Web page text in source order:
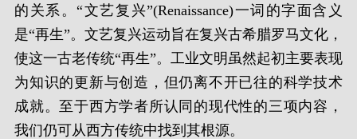
的关系。“文艺复兴”(Renaissance)一词的字面含义
是“再生”。文艺复兴运动旨在复兴古希腊罗马文化，
使这一古老传统“再生”。工业文明虽然起初主要表现
为知识的更新与创造，但仍离不开已往的科学技术
成就。至于西方学者所认同的现代性的三项内容，
我们仍可从西方传统中找到其根源。